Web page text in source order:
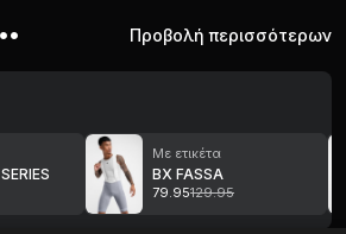
Προβολή περισσότερων
Με ετικέτα
BX FASSA
79.95129.95